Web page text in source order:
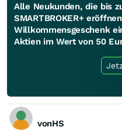
Alle Neukunden, die bis
SMARTBROKER+
Willkommensgeschenk
Aktien im Wert von 50
vonHS